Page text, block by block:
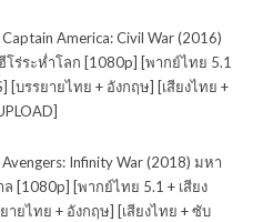
America: Civil War (2016)
โร่ระห่ำโลก [1080p] [พากย์ไทย 5.1
[บรรยายไทย + อังกฤษ] [เสียงไทย +
Infinity War (2018) มหา
ล [1080p] [พากย์ไทย 5.1 + เสียง
ายไทย + อังกฤษ] [เสียงไทย + ซับ